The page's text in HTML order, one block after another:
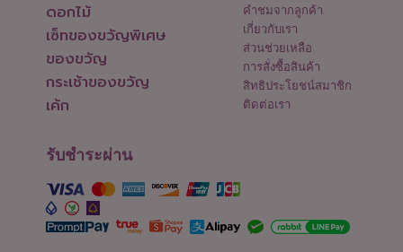
ดอกไม้
เซ็ทของขวัญพิเศษ
ของขวัญ
กระเช้าของขวัญ
เค้ก
คำชมจากลูกค้า
เกี่ยวกับเรา
ส่วนช่วยเหลือ
การสั่งซื้อสินค้า
สิทธิประโยชน์สมาชิก
ติดต่อเรา
รับชำระผ่าน